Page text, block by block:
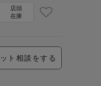
店頭
在庫
ト相談をする